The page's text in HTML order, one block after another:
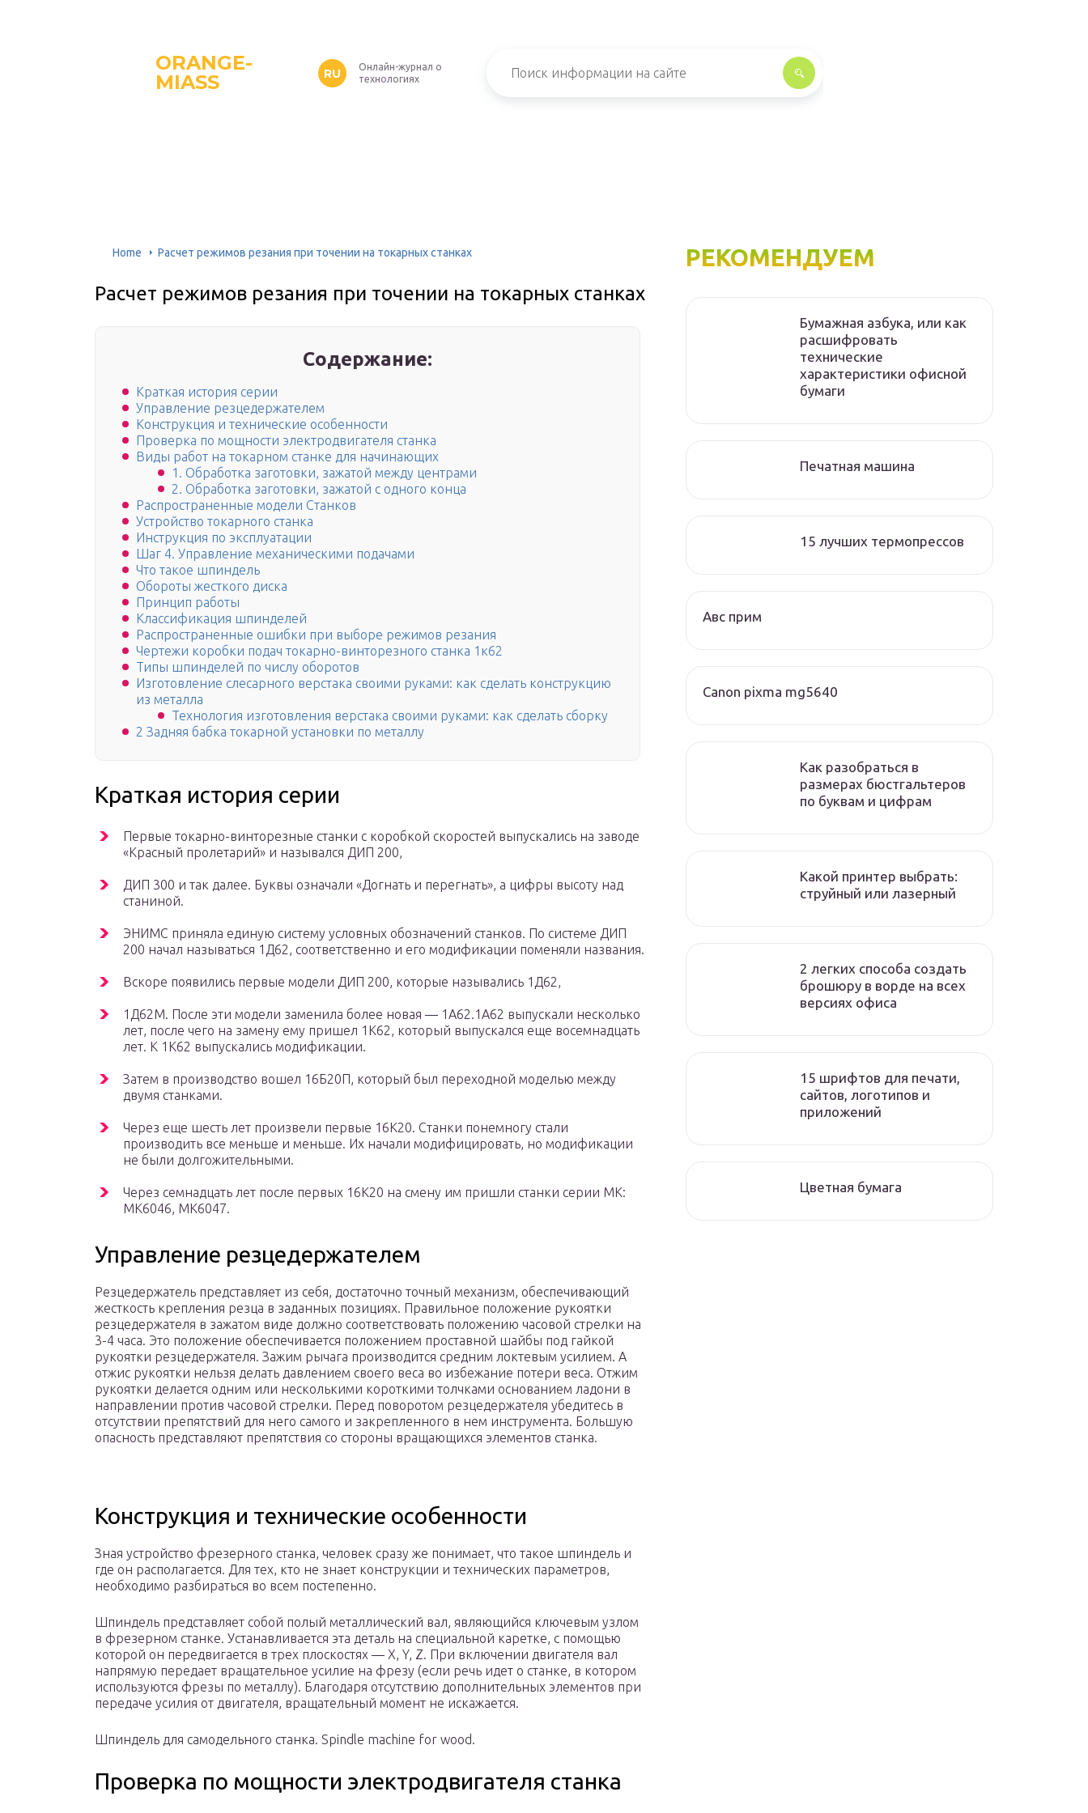
ORANGE-
MIASS
RU
Онлайн-журнал о
технологиях
Home Расчет режимов резания при точении на токарных станках
Расчет режимов резания при точении на токарных станках
Содержание:
Краткая история серии
Управление резцедержателем
Конструкция и технические особенности
Проверка по мощности электродвигателя станка
Виды работ на токарном станке для начинающих
1. Обработка заготовки, зажатой между центрами
2. Обработка заготовки, зажатой с одного конца
Распространенные модели Станков
Устройство токарного станка
Инструкция по эксплуатации
Шаг 4. Управление механическими подачами
Что такое шпиндель
Обороты жесткого диска
Принцип работы
Классификация шпинделей
Распространенные ошибки при выборе режимов резания
Чертежи коробки подач токарно-винторезного станка 1к62
Типы шпинделей по числу оборотов
Изготовление слесарного верстака своими руками: как сделать конструкцию
из металла
Технология изготовления верстака своими руками: как сделать сборку
2 Задняя бабка токарной установки по металлу
Краткая история серии
Первые токарно-винторезные станки с коробкой скоростей выпускались на заводе
«Красный пролетарий» и назывался ДИП 200,
ДИП 300 и так далее. Буквы означали «Догнать и перегнать», а цифры высоту над
станиной.
ЭНИМС приняла единую систему условных обозначений станков. По системе ДИП
200 начал называться 1Д62, соответственно и его модификации поменяли названия.
Вскоре появились первые модели ДИП 200, которые назывались 1Д62,
1Д62М. После эти модели заменила более новая — 1А62.1А62 выпускали несколько
лет, после чего на замену ему пришел 1К62, который выпускался еще восемнадцать
лет. К 1К62 выпускались модификации.
Затем в производство вошел 16Б20П, который был переходной моделью между
двумя станками.
Через еще шесть лет произвели первые 16К20. Станки понемногу стали
производить все меньше и меньше. Их начали модифицировать, но модификации
не были долгожительными.
Через семнадцать лет после первых 16К20 на смену им пришли станки серии МК:
МК6046, МК6047.
Управление резцедержателем
Резцедержатель представляет из себя, достаточно точный механизм, обеспечивающий
жесткость крепления резца в заданных позициях. Правильное положение рукоятки
резцедержателя в зажатом виде должно соответствовать положению часовой стрелки на
3-4 часа. Это положение обеспечивается положением проставной шайбы под гайкой
рукоятки резцедержателя. Зажим рычага производится средним локтевым усилием. А
отжис рукоятки нельзя делать давлением своего веса во избежание потери веса. Отжим
рукоятки делается одним или несколькими короткими толчками основанием ладони в
направлении против часовой стрелки. Перед поворотом резцедержателя убедитесь в
отсутствии препятствий для него самого и закрепленного в нем инструмента. Большую
опасность представляют препятствия со стороны вращающихся элементов станка.
Конструкция и технические особенности
Зная устройство фрезерного станка, человек сразу же понимает, что такое шпиндель и
где он располагается. Для тех, кто не знает конструкции и технических параметров,
необходимо разбираться во всем постепенно.
Шпиндель представляет собой полый металлический вал, являющийся ключевым узлом
в фрезерном станке. Устанавливается эта деталь на специальной каретке, с помощью
которой он передвигается в трех плоскостях — X, Y, Z. При включении двигателя вал
напрямую передает вращательное усилие на фрезу (если речь идет о станке, в котором
используются фрезы по металлу). Благодаря отсутствию дополнительных элементов при
передаче усилия от двигателя, вращательный момент не искажается.
Шпиндель для самодельного станка. Spindle machine for wood.
Проверка по мощности электродвигателя станка
РЕКОМЕНДУЕМ
Бумажная азбука, или как
расшифровать
технические
характеристики офисной
бумаги
Печатная машина
15 лучших термопрессов
Авс прим
Canon pixma mg5640
Как разобраться в
размерах бюстгальтеров
по буквам и цифрам
Какой принтер выбрать:
струйный или лазерный
2 легких способа создать
брошюру в ворде на всех
версиях офиса
15 шрифтов для печати,
сайтов, логотипов и
приложений
Цветная бумага